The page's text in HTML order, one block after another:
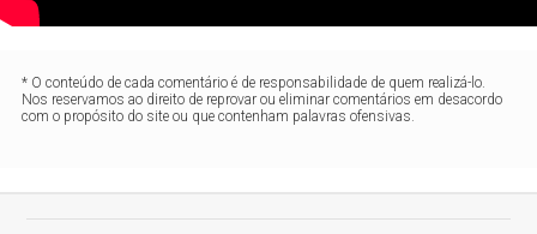
* O conteúdo de cada comentário é de responsabilidade de quem realizá-lo.
Nos reservamos ao direito de reprovar ou eliminar comentários em desacordo
com o propósito do site ou que contenham palavras ofensivas.